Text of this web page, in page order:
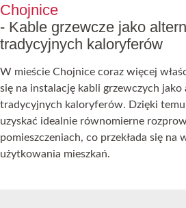
Chojnice
- Kable grzewcze jako
tradycyjnych kaloryferów
W mieście Chojnice coraz więcej
się na instalację kabli grzewczych
tradycyjnych kaloryferów. Dzięki
uzyskać idealnie równomierne
pomieszczeniach, co przekłada się na
użytkowania mieszkań.